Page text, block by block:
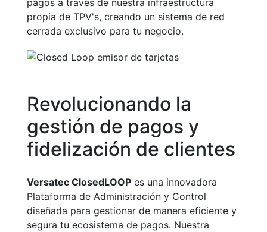
propia de TPV's, creando un sistema de red
cerrada exclusivo para tu negocio.
Revolucionando la
gestión de pagos y
fidelización de clientes
Versatec ClosedLOOP es una innovadora
Plataforma de Administración y Control
diseñada para gestionar de manera eficiente y
segura tu ecosistema de pagos. Nuestra